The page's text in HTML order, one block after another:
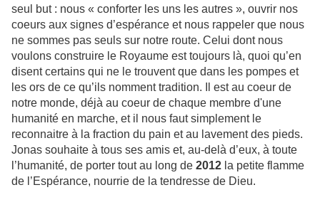
seul but : nous « conforter les uns les autres », ouvrir nos
coeurs aux signes d’espérance et nous rappeler que nous
ne sommes pas seuls sur notre route. Celui dont nous
voulons construire le Royaume est toujours là, quoi qu’en
disent certains qui ne le trouvent que dans les pompes et
les ors de ce qu’ils nomment tradition. Il est au coeur de
notre monde, déjà au coeur de chaque membre d'une
humanité en marche, et il nous faut simplement le
reconnaitre à la fraction du pain et au lavement des pieds.
Jonas souhaite à tous ses amis et, au-delà d’eux, à toute
l’humanité, de porter tout au long de 2012 la petite flamme
de l’Espérance, nourrie de la tendresse de Dieu.